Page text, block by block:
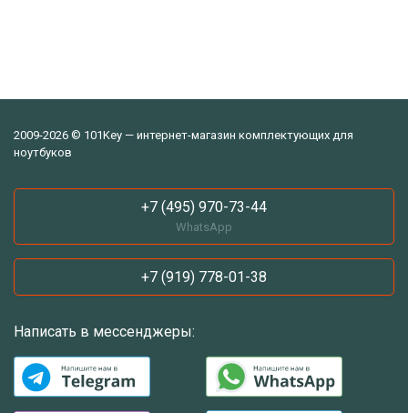
2009-2026 © 101Key — интернет-магазин комплектующих для
ноутбуков
+7 (495) 970-73-44
WhatsApp
+7 (919) 778-01-38
Написать в мессенджеры: